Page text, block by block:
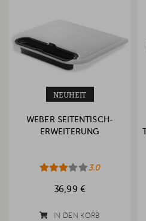
NEUHEIT
WEBER SEITENTISCH-
ERWEITERUNG
3.0
36,99 €
IN DEN KORB